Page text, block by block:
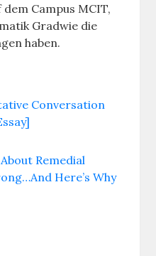
Campus MCIT,
Gradwie die
haben.
Conversation
Remedial
Here’s Why